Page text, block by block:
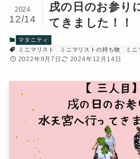
戌の日のお参り
てきました！！
2024
12/14
マタニティ
ミニマリスト
ミニマリストの持ち物 ミニ
2022年9月7日 2024年12月14日